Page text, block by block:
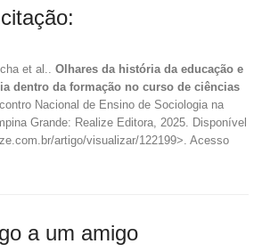
et al.. Olhares da história da educação e
dentro da formação no curso de ciências
Nacional de Ensino de Sociologia na
Grande: Realize Editora, 2025. Disponível
artigo/visualizar/122199>. Acesso
a um amigo